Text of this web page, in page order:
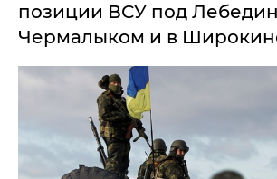
позиции ВСУ под
Чермалыком и в